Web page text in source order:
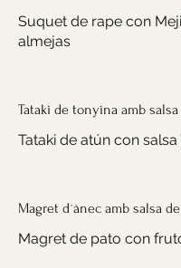
Suquet de rape con
almejas
Tataki de tonyina amb salsa
Tataki de atún con salsa
Magret d´ànec amb salsa
Magret de pato con